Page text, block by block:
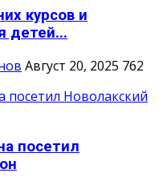
курсов и
детей...
Август 20, 2025 762
посетил